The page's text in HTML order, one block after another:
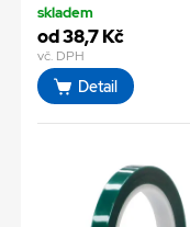
skladem
od 38,7 Kč
vč. DPH
Detail